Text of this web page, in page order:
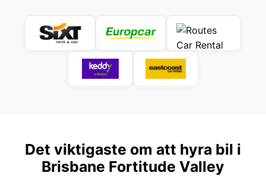
Det viktigaste om att hyra bil i
Brisbane Fortitude Valley